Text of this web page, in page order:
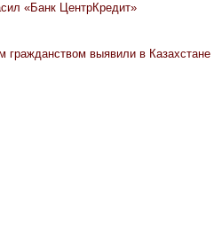
«Банк ЦентрКредит»
выявили в Казахстане